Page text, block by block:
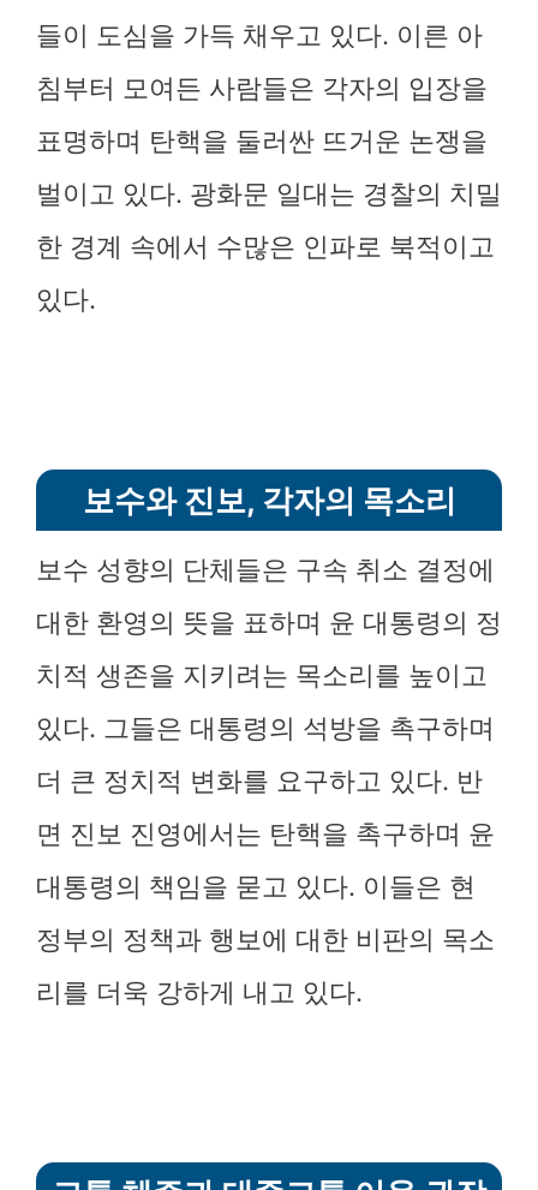
들이 도심을 가득 채우고 있다. 이른 아
침부터 모여든 사람들은 각자의 입장을
표명하며 탄핵을 둘러싼 뜨거운 논쟁을
벌이고 있다. 광화문 일대는 경찰의 치밀
한 경계 속에서 수많은 인파로 북적이고
있다.
보수와 진보, 각자의 목소리
보수 성향의 단체들은 구속 취소 결정에
대한 환영의 뜻을 표하며 윤 대통령의 정
치적 생존을 지키려는 목소리를 높이고
있다. 그들은 대통령의 석방을 촉구하며
더 큰 정치적 변화를 요구하고 있다. 반
면 진보 진영에서는 탄핵을 촉구하며 윤
대통령의 책임을 묻고 있다. 이들은 현
정부의 정책과 행보에 대한 비판의 목소
리를 더욱 강하게 내고 있다.